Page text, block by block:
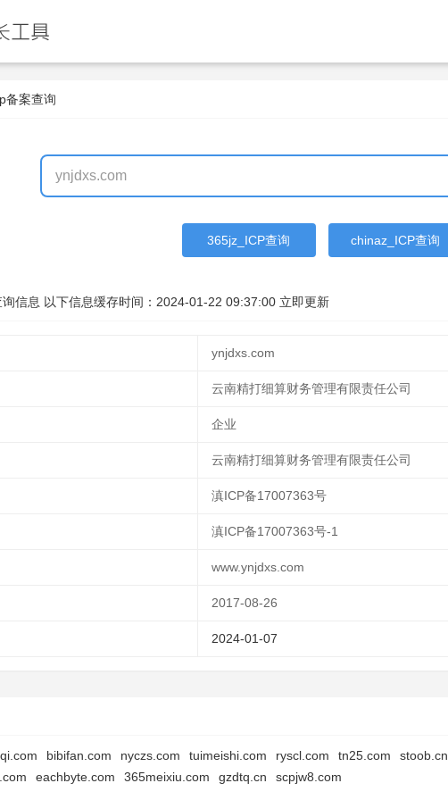
备案查询
365jz_ICP查询 chinaz_ICP查询
信息 以下信息缓存时间： 2024-01-22 09:37:00 立即更新
ynjdxs.com
云南精打细算财务管理有限责任公司
企业
云南精打细算财务管理有限责任公司
滇ICP备17007363号
滇ICP备17007363号-1
www.ynjdxs.com
2017-08-26
2024-01-07
bibifan.com nyczs.com tuimeishi.com ryscl.com tn25.com stoob.cn
eachbyte.com 365meixiu.com gzdtq.cn scpjw8.com